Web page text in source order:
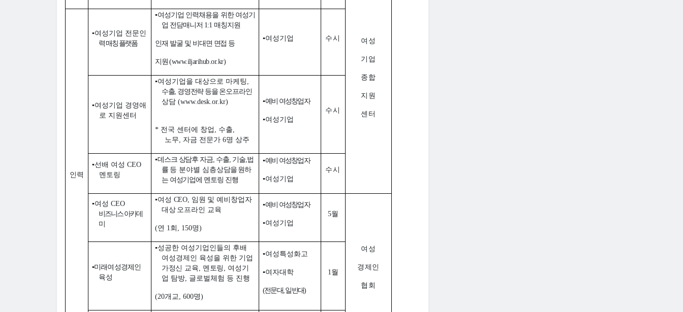
여성
기업
종합
지원
센터
인력
▪여성기업 전문인
력 매칭 플랫폼
▪여성기업 인력채용을 위한 여성기
업 전담매니저 1:1 매칭지원
인재 발굴 및 비대면 면접 등
지원(www.iljarihub.or.kr)
▪여성기업 수시
▪여성기업 경영애
로 지원센터
▪여성기업을 대상으로 마케팅 ,
수출, 경영전략 등을 온오프라인
상담 (www.desk.or.kr)
* 전국 센터에 창업 , 수출,
노무, 자금 전문가 6명 상주
▪예비 여성창업자
▪여성기업
수시
▪선배 여성 CEO
멘토링
▪데스크 상담후 자금, 수출, 기술,법
률 등 분야별 심층상담을 원하
는 여성기업에 멘토링 진행
▪예비 여성창업자
▪여성기업
수시
▪여성 CEO
비즈니스 아카데
미
▪여 성 CEO, 임원 및 예비창업자
대상 오프라인 교육
(연 1회 , 150명)
▪예비 여성창업자
▪여성기업
5월
여성
경제인
협회
▪미래여성경제인
육성
▪성공한 여성기업인들의 후배
여성경제인 육성을 위한 기업
가정신 교육, 멘토링 , 여성기
업 탐방, 글로벌체험 등 진행
(20개교, 600명)
▪여성특성화고
▪여자대학
(전문대,일반대)
1월